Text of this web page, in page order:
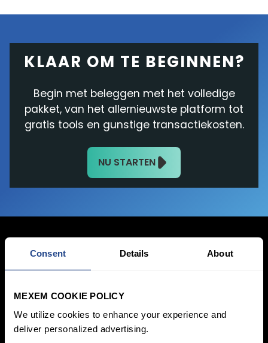
Consent Details About
MEXEM COOKIE POLICY
We utilize cookies to enhance your experience and
deliver personalized advertising.
KLAAR OM TE BEGINNEN?
Begin met beleggen met het volledige
pakket, van het allernieuwste platform tot
gratis tools en gunstige transactiekosten.
NU STARTEN
Aanmelden
Prijzen &
Beleggen